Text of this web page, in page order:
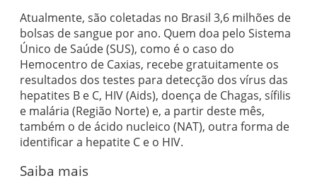
Atualmente, são coletadas no Brasil 3,6 milhões de
bolsas de sangue por ano. Quem doa pelo Sistema
Único de Saúde (SUS), como é o caso do
Hemocentro de Caxias, recebe gratuitamente os
resultados dos testes para detecção dos vírus das
hepatites B e C, HIV (Aids), doença de Chagas, sífilis
e malária (Região Norte) e, a partir deste mês,
também o de ácido nucleico (NAT), outra forma de
identificar a hepatite C e o HIV.
Saiba mais